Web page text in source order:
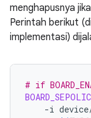
menghapusnya jika
Perintah berikut
implementasi)
# if
-i